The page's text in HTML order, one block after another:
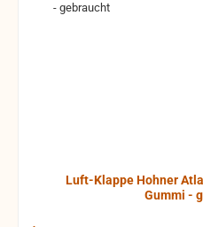
Luft-Klappe Hohner
Gummi -